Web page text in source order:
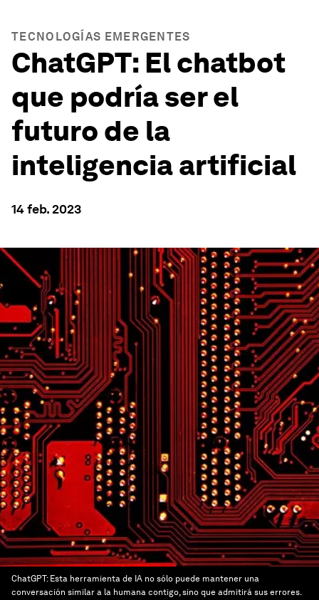
TECNOLOGÍAS EMERGENTES
ChatGPT: El chatbot
que podría ser el
futuro de la
inteligencia artificial
14 feb. 2023
ChatGPT: Esta herramienta de IA no sólo puede mantener una
conversación similar a la humana contigo, sino que admitirá sus errores.